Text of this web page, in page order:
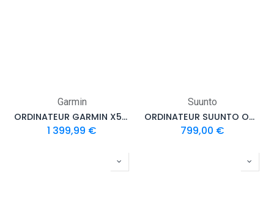
Garmin
ORDINATEUR GARMIN X50I
1 399,99 €
Suunto
ORDINATEUR SUUNTO OCEAN
799,00 €